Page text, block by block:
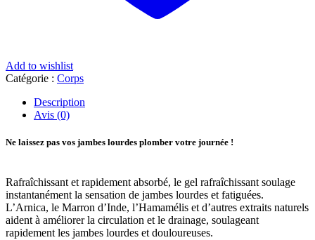
Add to wishlist
Catégorie : Corps
Description
Avis (0)
Ne laissez pas vos jambes lourdes plomber votre journée !
Rafraîchissant et rapidement absorbé, le gel rafraîchissant soulage
instantanément la sensation de jambes lourdes et fatiguées.
L’Arnica, le Marron d’Inde, l’Hamamélis et d’autres extraits naturels
aident à améliorer la circulation et le drainage, soulageant
rapidement les jambes lourdes et douloureuses.